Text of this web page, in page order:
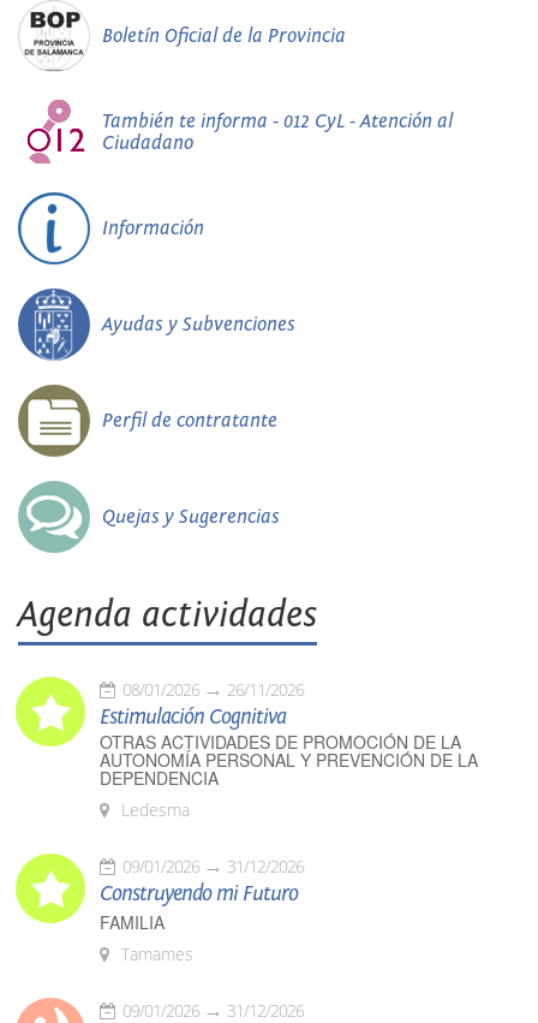
Boletín Oficial de la Provincia
También te informa - 012 CyL - Atención al
Ciudadano
Información
Ayudas y Subvenciones
Perfil de contratante
Quejas y Sugerencias
Agenda actividades
08/01/2026 26/11/2026
Estimulación Cognitiva
OTRAS ACTIVIDADES DE PROMOCIÓN DE LA
AUTONOMÍA PERSONAL Y PREVENCIÓN DE LA
DEPENDENCIA
Ledesma
09/01/2026 31/12/2026
Construyendo mi Futuro
FAMILIA
Tamames
09/01/2026 31/12/2026